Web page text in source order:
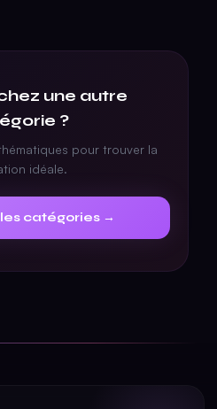
une autre
?
pour trouver la
idéale.
catégories →